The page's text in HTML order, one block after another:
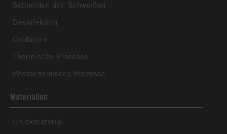
Schneiden und Schweißen
Desinfektion
Oxidation
Thermische Prozesse
Photochemische Prozesse
Materialien
Druckmaterial